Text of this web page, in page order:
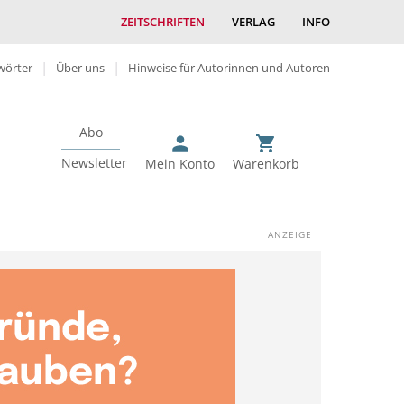
ZEITSCHRIFTEN VERLAG INFO
Über uns Hinweise für Autorinnen und Autoren
Abo
Newsletter
Mein Konto Warenkorb